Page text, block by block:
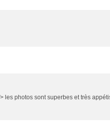
les photos sont superbes et très